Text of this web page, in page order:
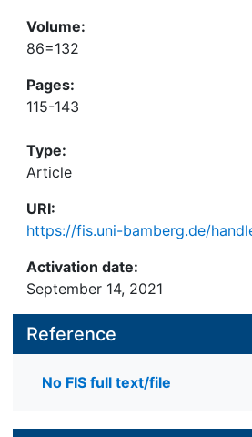
Volume:
86=132
Pages:
115-143
Type:
Article
URI:
https://fis.uni-bamberg.de/
Activation date:
September 14, 2021
Reference
No FIS full text/file